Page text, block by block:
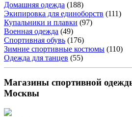
Домашняя одежда (188)
Экипировка для единоборств (111)
Купальники и плавки (97)
Военная одежда (49)
Спортивная обувь (176)
Зимние спортивные костюмы (110)
Одежда для танцев (55)
Магазины спортивной
Москвы